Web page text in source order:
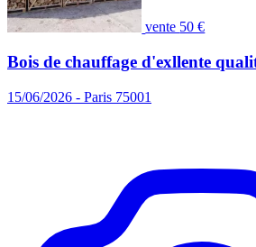
vente 50 €
Bois de chauffage d'exllente
15/06/2026 - Paris 75001